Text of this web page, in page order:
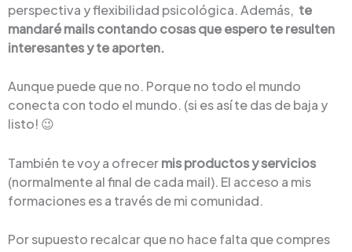
perspectiva y flexibilidad psicológica. Además, te
mandaré mails contando cosas que espero te resulten
interesantes y te aporten.
Aunque puede que no. Porque no todo el mundo
conecta con todo el mundo. (si es así te das de baja y
listo! 😉
También te voy a ofrecermis productos y servicios
(normalmente al final de cada mail). El acceso a mis
formaciones es a través de mi comunidad.
Por supuesto recalcar que no hace falta que compres